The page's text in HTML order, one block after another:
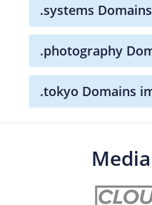
.systems
.photography
.tokyo Domains